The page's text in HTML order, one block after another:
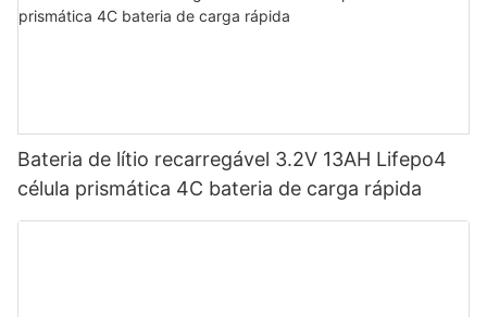
Bateria de lítio recarregável 3.2V 13AH Lifepo4
célula prismática 4C bateria de carga rápida